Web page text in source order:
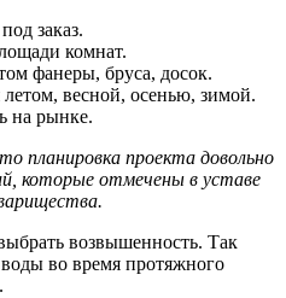
заказ.
комнат.
фанеры, бруса, досок.
весной, осенью, зимой.
на рынке.
планировка проекта довольно
которые отмечены в уставе
возвышенность. Так
во время протяжного